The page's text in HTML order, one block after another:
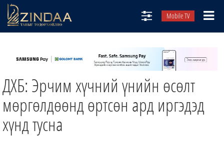
Mobile TV
ТВ8
ӨГЛӨӨНИЙ СОНИН
АУДИО ЗОХИОЛ
ЗИНДАА СЭТГҮҮЛ
ДХБ: Эрчим хүчний үнийн өсөлт
мөргөлдөөнд өртсөн ард иргэдэд
хүнд тусна